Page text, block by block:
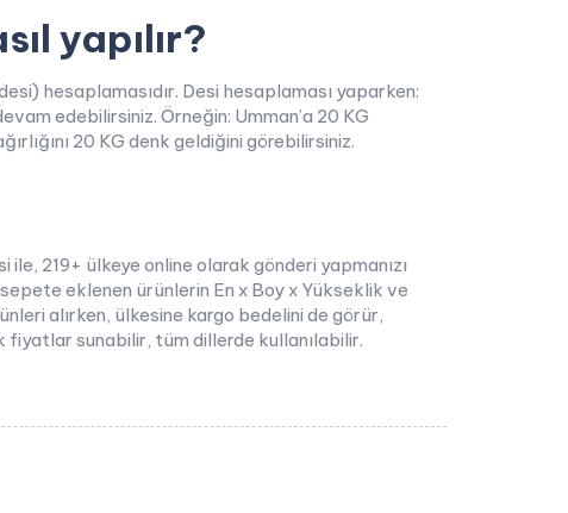
yapılır?
hesaplamasıdır. Desi hesaplaması yaparken:
edebilirsiniz. Örneğin: Umman’a 20 KG
20 KG denk geldiğini görebilirsiniz.
219+ ülkeye online olarak gönderi yapmanızı
eklenen ürünlerin En x Boy x Yükseklik ve
alırken, ülkesine kargo bedelini de görür,
fiyatlar sunabilir, tüm dillerde kullanılabilir.